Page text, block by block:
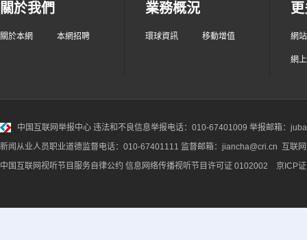
關於我們
關於本網 本網招聘
業務概況
環球資訊 移動增值 網
網
中国互联网举报中心 违法和不良信息举报电话：010-67401009 举报邮箱：
新闻从业人员职业道德监督电话：010-67401111 监督邮箱：jiancha@cri.cn 互联
中国互联网视听节目服务自律公约 信息网络传播视听节目许可证 0102002 京ICP